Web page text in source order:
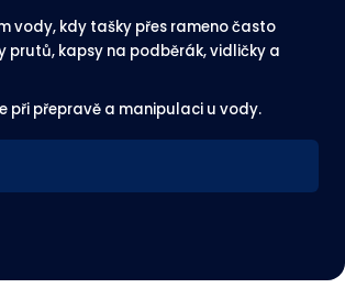
vody, kdy tašky přes rameno často
prutů, kapsy na podběrák, vidličky a
při přepravě a manipulaci u vody.